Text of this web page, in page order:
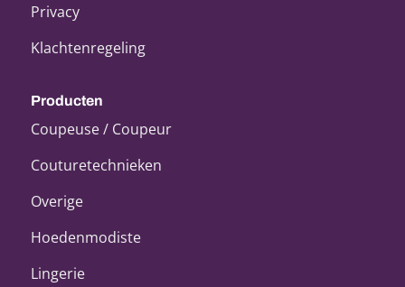
Privacy
Klachtenregeling
Producten
Coupeuse / Coupeur
Couturetechnieken
Overige
Hoedenmodiste
Lingerie